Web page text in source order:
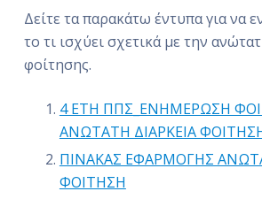
ρ
ε
Δείτε τα παρακάτω έντυπα για να
το τι ισχύει σχετικά με την
φοίτησης.
4 ΕΤΗ ΠΠΣ_ΕΝΗΜΕΡΩΣΗ
ΑΝΩΤΑΤΗ ΔΙΑΡΚΕΙΑ
ΠΙΝΑΚΑΣ ΕΦΑΡΜΟΓΗΣ
ΦΟΙΤΗΣΗ